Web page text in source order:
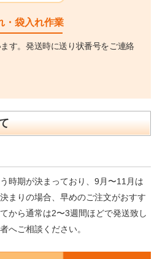
・袋入れ作業
す。発送時に送り状番号をご連絡
時期が決まっており、9月〜11月は
まりの場合、早めのご注文がおすす
から通常は2〜3週間ほどで発送致し
へご相談ください。